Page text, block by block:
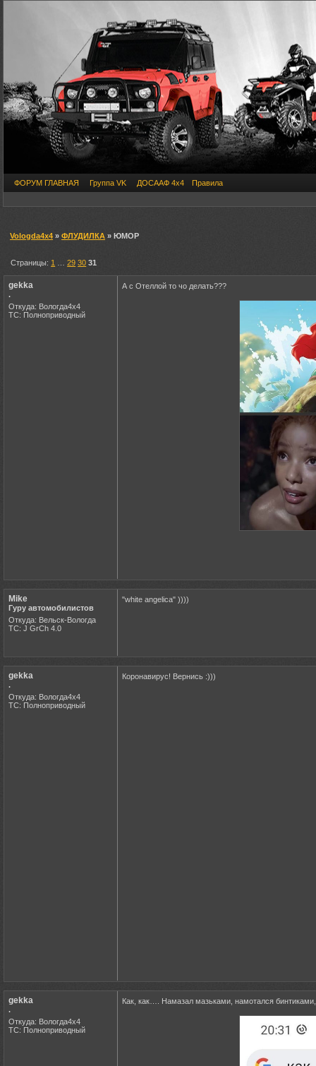
ФОРУМ ГЛАВНАЯ Группа VK ДОСААФ 4х4 Правила
Vologda4x4 » ФЛУДИЛКА » ЮМОР
Страницы: 1 …29 30 31
gekka
.
Откуда: Вологда4х4
ТС: Полноприводный
А с Отеллой то чо делать???
Mike
Гуру автомобилистов
Откуда: Вельск-Вологда
ТС: J GrCh 4.0
"white angelica" ))))
gekka
.
Откуда: Вологда4х4
ТС: Полноприводный
Коронавирус! Вернись :)))
gekka
.
Откуда: Вологда4х4
ТС: Полноприводный
Как, как…. Намазал мазьками, намотался